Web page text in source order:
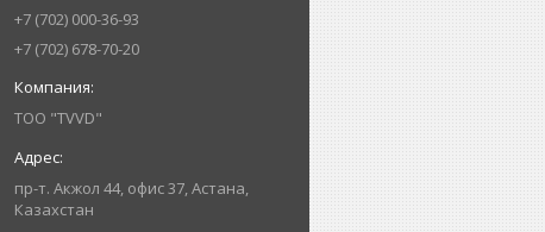
+7 (702) 000-36-93
+7 (702) 678-70-20
ТОО "TVVD"
пр-т. Акжол 44, офис 37, Астана,
Казахстан